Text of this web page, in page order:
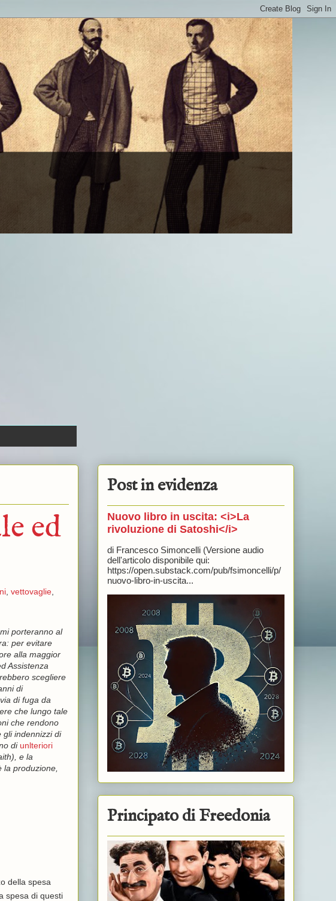
ed
, vettovaglie,
porteranno al
per evitare
alla maggior
Assistenza
scegliere
di
di fuga da
che lungo tale
che rendono
gli indennizzi di
di unlteriori
e la
produzione,
della spesa
spesa di questi
Post in evidenza
Nuovo libro in uscita: <i>La
rivoluzione di Satoshi</i>
di Francesco Simoncelli (Versione audio
dell'articolo disponibile qui:
https://open.substack.com/pub/fsimoncelli/p/
nuovo-libro-in-uscita...
Principato di Freedonia